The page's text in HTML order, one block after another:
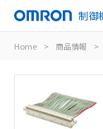
制御
Home > 商品情報 >